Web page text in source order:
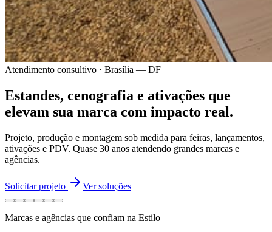
Atendimento consultivo · Brasília — DF
Estandes, cenografia e ativações que
elevam sua marca com impacto real.
Projeto, produção e montagem sob medida para feiras, lançamentos,
ativações e PDV. Quase 30 anos atendendo grandes marcas e
agências.
Solicitar projeto Ver soluções
Marcas e agências que confiam na Estilo